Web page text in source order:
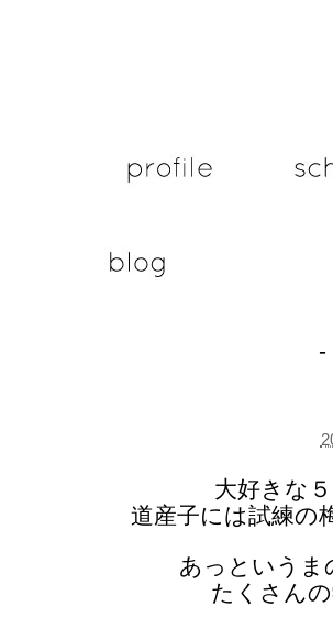
-
大好きな
道産子には試練の
あっというま
たくさん